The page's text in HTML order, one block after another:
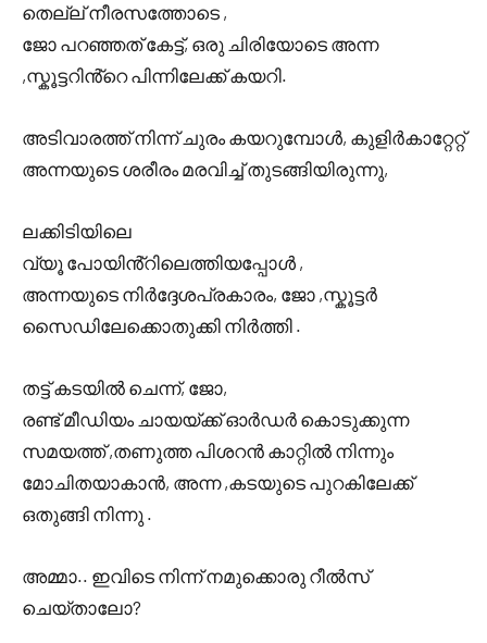
തെല്ല് നീരസത്തോടെ ,
ജോ പറഞ്ഞത് കേട്ട്, ഒരു ചിരിയോടെ അന്ന
,സ്കൂട്ടറിൻ്റെ പിന്നിലേക്ക് കയറി.
അടിവാരത്ത് നിന്ന് ചുരം കയറുമ്പോൾ, കുളിർകാറ്റേറ്റ്
അന്നയുടെ ശരീരം മരവിച്ച് തുടങ്ങിയിരുന്നു,
ലക്കിടിയിലെ
വ്യൂ പോയിൻ്റിലെത്തിയപ്പോൾ ,
അന്നയുടെ നിർദ്ദേശപ്രകാരം, ജോ ,സ്കൂട്ടർ
സൈഡിലേക്കൊതുക്കി നിർത്തി .
തട്ട് കടയിൽ ചെന്ന്, ജോ,
രണ്ട് മീഡിയം ചായയ്ക്ക് ഓർഡർ കൊടുക്കുന്ന
സമയത്ത് ,തണുത്ത പിശറൻ കാറ്റിൽ നിന്നും
മോചിതയാകാൻ, അന്ന ,കടയുടെ പുറകിലേക്ക്
ഒതുങ്ങി നിന്നു .
അമ്മാ.. ഇവിടെ നിന്ന് നമുക്കൊരു റീൽസ്
ചെയ്താലോ?